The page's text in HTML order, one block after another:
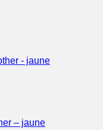
– jaune